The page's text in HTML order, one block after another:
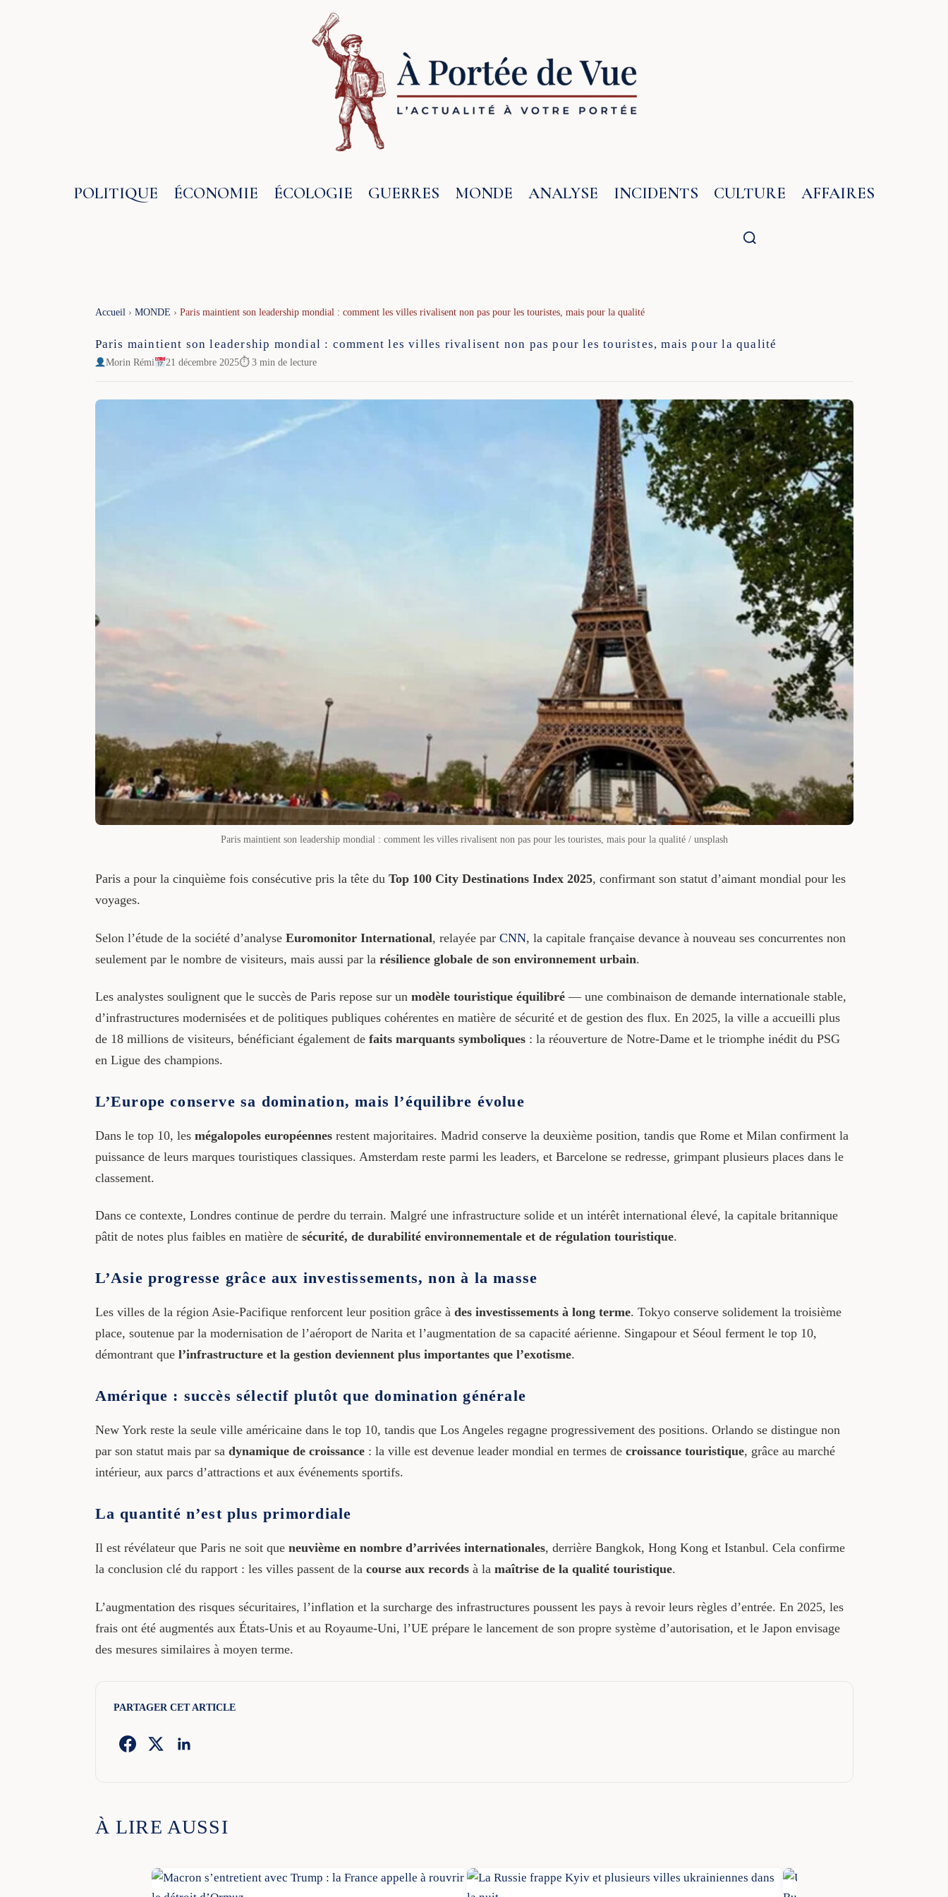
POLITIQUE ÉCONOMIE ÉCOLOGIE GUERRES MONDE ANALYSE INCIDENTS CULTURE AFFAIRES
Accueil › MONDE › Paris maintient son leadership mondial : comment les villes rivalisent non pas pour les touristes, mais pour la qualité
Paris maintient son leadership mondial : comment les villes rivalisent non pas pour les touristes, mais pour la qualité
Morin Rémi 21 décembre 2025⏱ 3 min de lecture
Paris maintient son leadership mondial : comment les villes rivalisent non pas pour les touristes, mais pour la qualité / unsplash
Paris a pour la cinquième fois consécutive pris la tête du Top 100 City Destinations Index 2025, confirmant son statut d’aimant mondial pour les
voyages.
Selon l’étude de la société d’analyse Euromonitor International, relayée par CNN, la capitale française devance à nouveau ses concurrentes non
seulement par le nombre de visiteurs, mais aussi par la résilience globale de son environnement urbain.
Les analystes soulignent que le succès de Paris repose sur un modèle touristique équilibré— une combinaison de demande internationale stable,
d’infrastructures modernisées et de politiques publiques cohérentes en matière de sécurité et de gestion des flux. En 2025, la ville a accueilli plus
de 18 millions de visiteurs, bénéficiant également de faits marquants symboliques: la réouverture de Notre-Dame et le triomphe inédit du PSG
en Ligue des champions.
L’Europe conserve sa domination, mais l’équilibre évolue
Dans le top 10, les mégalopoles européennesrestent majoritaires. Madrid conserve la deuxième position, tandis que Rome et Milan confirment la
puissance de leurs marques touristiques classiques. Amsterdam reste parmi les leaders, et Barcelone se redresse, grimpant plusieurs places dans le
classement.
Dans ce contexte, Londres continue de perdre du terrain. Malgré une infrastructure solide et un intérêt international élevé, la capitale britannique
pâtit de notes plus faibles en matière de sécurité, de durabilité environnementale et de régulation touristique.
L’Asie progresse grâce aux investissements, non à la masse
Les villes de la région Asie-Pacifique renforcent leur position grâce à des investissements à long terme. Tokyo conserve solidement la troisième
place, soutenue par la modernisation de l’aéroport de Narita et l’augmentation de sa capacité aérienne. Singapour et Séoul ferment le top 10,
démontrant que l’infrastructure et la gestion deviennent plus importantes que l’exotisme.
Amérique : succès sélectif plutôt que domination générale
New York reste la seule ville américaine dans le top 10, tandis que Los Angeles regagne progressivement des positions. Orlando se distingue non
par son statut mais par sa dynamique de croissance: la ville est devenue leader mondial en termes de croissance touristique, grâce au marché
intérieur, aux parcs d’attractions et aux événements sportifs.
La quantité n’est plus primordiale
Il est révélateur que Paris ne soit que neuvième en nombre d’arrivées internationales, derrière Bangkok, Hong Kong et Istanbul. Cela confirme
la conclusion clé du rapport : les villes passent de la course aux recordsà la maîtrise de la qualité touristique.
L’augmentation des risques sécuritaires, l’inflation et la surcharge des infrastructures poussent les pays à revoir leurs règles d’entrée. En 2025, les
frais ont été augmentés aux États-Unis et au Royaume-Uni, l’UE prépare le lancement de son propre système d’autorisation, et le Japon envisage
des mesures similaires à moyen terme.
PARTAGER CET ARTICLE
À LIRE AUSSI